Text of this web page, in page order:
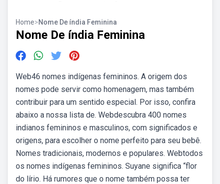
Home>Nome De índia Feminina
Nome De índia Feminina
Web46 nomes indígenas femininos. A origem dos
nomes pode servir como homenagem, mas também
contribuir para um sentido especial. Por isso, confira
abaixo a nossa lista de. Webdescubra 400 nomes
indianos femininos e masculinos, com significados e
origens, para escolher o nome perfeito para seu bebê.
Nomes tradicionais, modernos e populares. Webtodos
os nomes indígenas femininos. Suyane significa “flor
do lírio. Há rumores que o nome também possa ter